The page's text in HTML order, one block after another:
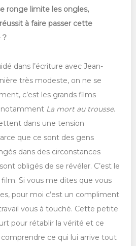
ronge limite les ongles,
à faire passer cette
?
dans l’écriture avec Jean-
très modeste, on ne se
c’est les grands films
notamment La mort au trousse.
dans une tension
que ce sont des gens
dans des circonstances
obligés de se révéler. C’est le
Si vous me dites que vous
pour moi c’est un compliment
vous à touché. Cette petite
pour rétablir la vérité et ce
ce qui lui arrive tout